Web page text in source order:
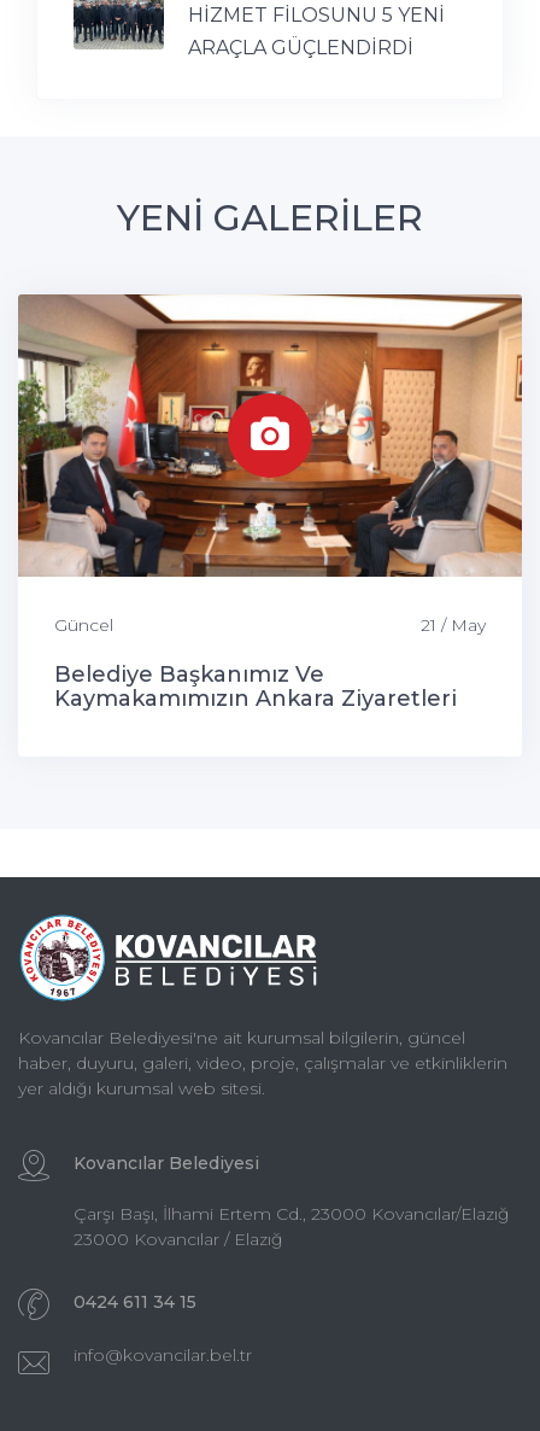
HİZMET FİLOSUNU 5 YENİ
ARAÇLA GÜÇLENDİRDİ
YENİ GALERİLER
Güncel 21 / May
Belediye Başkanımız Ve
Kaymakamımızın Ankara Ziyaretleri
Kovancılar Belediyesi'ne ait kurumsal bilgilerin, güncel
haber, duyuru, galeri, video, proje, çalışmalar ve etkinliklerin
yer aldığı kurumsal web sitesi.
Kovancılar Belediyesi
Çarşı Başı, İlhami Ertem Cd., 23000 Kovancılar/Elazığ
23000 Kovancılar / Elazığ
0424 611 34 15
info@kovancilar.bel.tr